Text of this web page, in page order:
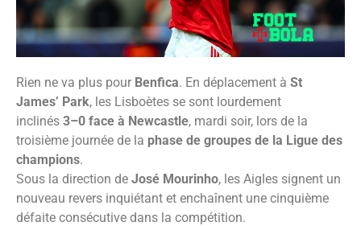
Rien ne va plus pour Benfica. En déplacement à St
James’ Park, les Lisboètes se sont lourdement
inclinés 3–0 face à Newcastle, mardi soir, lors de la
troisième journée de la phase de groupes de la Ligue des
champions.
Sous la direction de José Mourinho, les Aigles signent un
nouveau revers inquiétant et enchaînent une cinquième
défaite consécutive dans la compétition.